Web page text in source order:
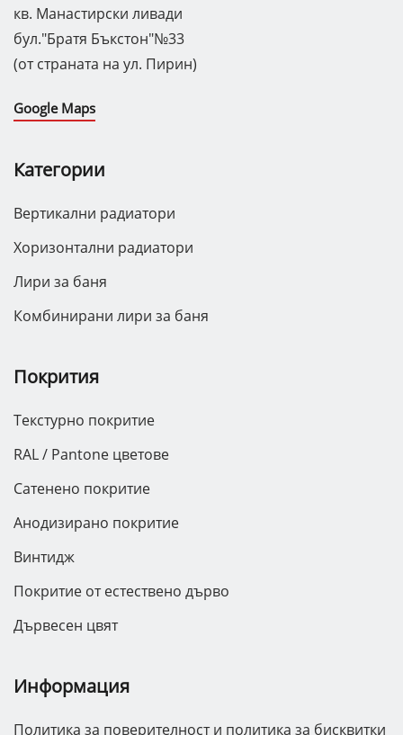
кв. Манастирски ливади
бул."Братя Бъкстон"№33
(от страната на ул. Пирин)
Google Maps
Категории
Вертикални радиатори
Хоризонтални радиатори
Лири за баня
Комбинирани лири за баня
Покрития
Текстурно покритие
RAL / Pantone цветове
Сатенено покритие
Анодизирано покритие
Винтидж
Покритие от естествено дърво
Дървесен цвят
Информация
Политика за поверителност и политика за бисквитки